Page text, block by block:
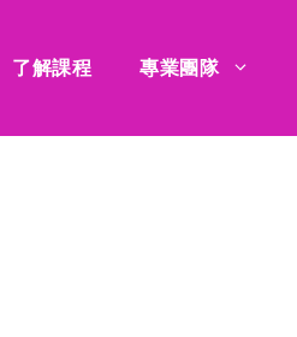
了解課程 專業團隊